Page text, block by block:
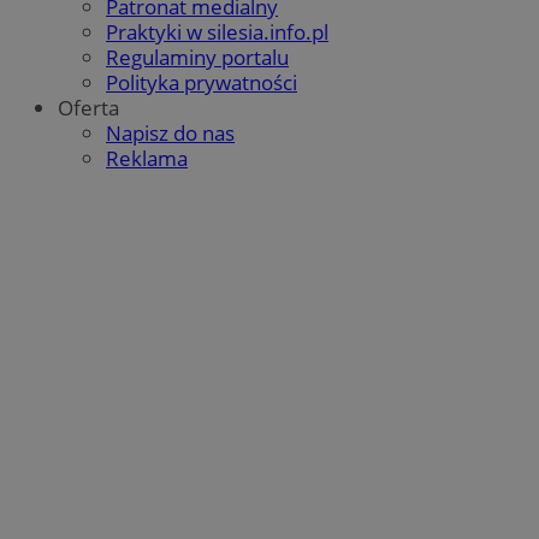
Patronat medialny
Praktyki w silesia.info.pl
Regulaminy portalu
Polityka prywatności
Oferta
Napisz do nas
Reklama
QeSessID orzesze.com.pl